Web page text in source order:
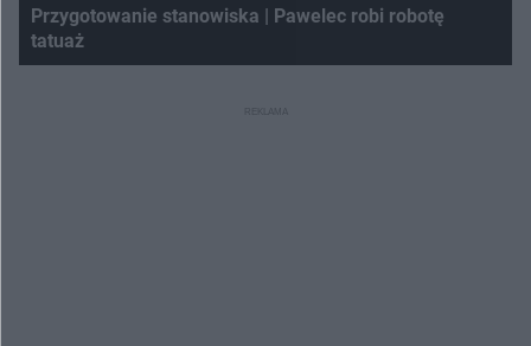
Przygotowanie stanowiska | Pawelec robi robotę
tatuaż